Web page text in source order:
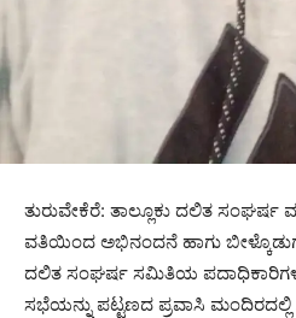
ತುರುವೇಕೆರೆ: ತಾಲ್ಲೂಕು ದಲಿತ ಸಂಘರ್ಷ
ವತಿಯಿಂದ ಅಭಿನಂದನೆ ಹಾಗು
ದಲಿತ ಸಂಘರ್ಷ ಸಮಿತಿಯ
ಸಭೆಯನ್ನು ಪಟ್ಟಣದ ಪ್ರವಾಸಿ ಮಂದಿರದಲ್ಲಿ